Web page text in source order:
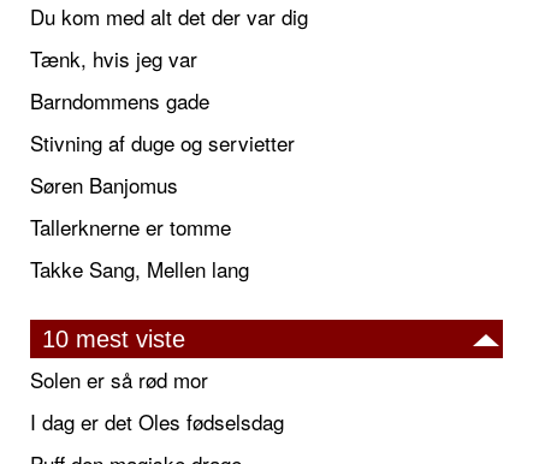
Du kom med alt det der var dig
Tænk, hvis jeg var
Barndommens gade
Stivning af duge og servietter
Søren Banjomus
Tallerknerne er tomme
Takke Sang, Mellen lang
10 mest viste
Solen er så rød mor
I dag er det Oles fødselsdag